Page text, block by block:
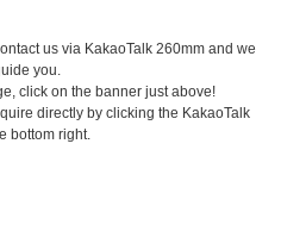
us via KakaoTalk 260mm and we
you.
click on the banner just above!
directly by clicking the KakaoTalk
bottom right.